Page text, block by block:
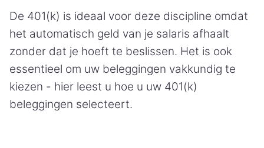
De 401(k) is ideaal voor deze discipline omdat
het automatisch geld van je salaris afhaalt
zonder dat je hoeft te beslissen. Het is ook
essentieel om uw beleggingen vakkundig te
kiezen - hier leest u hoe u uw 401(k)
beleggingen selecteert.